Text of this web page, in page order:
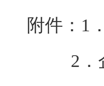
附件：1
2．企